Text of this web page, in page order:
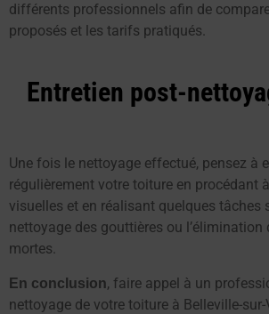
différents professionnels afin de
proposés et les tarifs pratiqués.
Entretien post-
Une fois le nettoyage effectué, pensez à
régulièrement votre toiture en procédant
visuelles et en réalisant quelques tâches
nettoyage des gouttières ou l’élimination
mortes.
En conclusion, faire appel à un
nettoyage de votre toiture à Belleville-sur-